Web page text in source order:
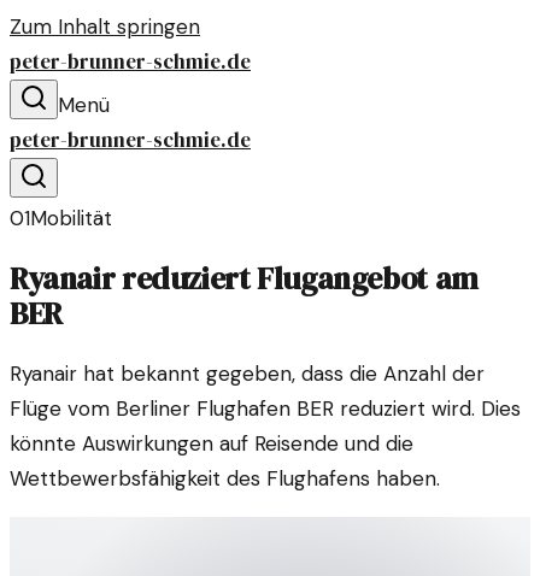
Zum Inhalt springen
peter-brunner-schmie.de
Menü
peter-brunner-schmie.de
01Mobilität
Ryanair reduziert Flugangebot am
BER
Ryanair hat bekannt gegeben, dass die Anzahl der
Flüge vom Berliner Flughafen BER reduziert wird. Dies
könnte Auswirkungen auf Reisende und die
Wettbewerbsfähigkeit des Flughafens haben.